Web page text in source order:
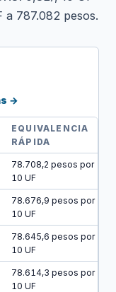
a 787.082 pesos.
→
EQUIVALENCIA
RÁPIDA
78.708,2 pesos por
10 UF
78.676,9 pesos por
10 UF
78.645,6 pesos por
10 UF
78.614,3 pesos por
10 UF